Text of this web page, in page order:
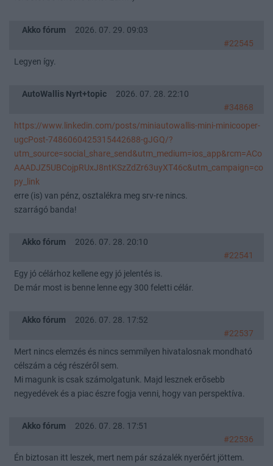
Akko fórum
2026. 07. 29. 09:03
#22545
Legyen így.
AutoWallis Nyrt+topic
2026. 07. 28. 22:10
#34868
https://www.linkedin.com/posts/miniautowallis-mini-minicooper-
ugcPost-7486060425315442688-gJGQ/?
utm_source=social_share_send&utm_medium=ios_app&rcm=ACo
AAADJZ5UBCojpRUxJ8ntKSzZdZr63uyXT46c&utm_campaign=co
py_link
erre (is) van pénz, osztalékra meg srv-re nincs.
szarrágó banda!
Akko fórum
2026. 07. 28. 20:10
#22541
Egy jó célárhoz kellene egy jó jelentés is.
De már most is benne lenne egy 300 feletti célár.
Akko fórum
2026. 07. 28. 17:52
#22537
Mert nincs elemzés és nincs semmilyen hivatalosnak mondható
célszám a cég részéről sem.
Mi magunk is csak számolgatunk. Majd lesznek erősebb
negyedévek és a piac észre fogja venni, hogy van perspektíva.
Akko fórum
2026. 07. 28. 17:51
#22536
Én biztosan itt leszek, mert nem pár százalék nyerőért jöttem.